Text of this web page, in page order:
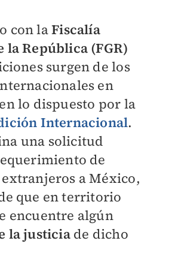
con laFiscalía
la República (FGR)
surgen de los
en
lo dispuesto por la
Internacional.
una solicitud
de
a México,
que en territorio
encuentre algún
la justiciade dicho